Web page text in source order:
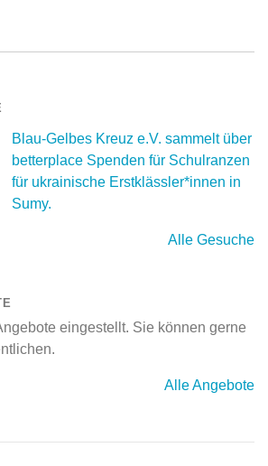
Blau-Gelbes Kreuz e.V. sammelt über
betterplace Spenden für Schulranzen
für ukrainische Erstklässler*innen in
Sumy.
Alle Gesuche
eingestellt. Sie können gerne
Alle Angebote